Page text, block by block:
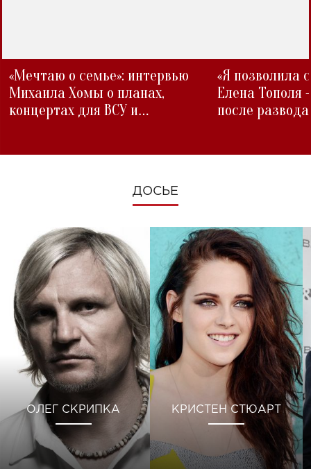
«Мечтаю о семье»: интервью
Михаила Хомы о планах,
концертах для ВСУ и
«Я позволила
Елена Тополя
после развода
ДОСЬЕ
ОЛЕГ СКРИПКА КРИСТЕН СТЮАРТ